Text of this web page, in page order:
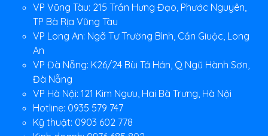
VP Vũng Tàu: 215 Trần Hưng Đạo, Phước Nguyên,
TP Bà Rịa Vũng Tàu
VP Long An: Ngã Tư Trường Bình, Cần Giuộc, Long
An
VP Đà Nẵng: K26/24 Bùi Tá Hán, Q Ngũ Hành Sơn,
Đà Nẵng
VP Hà Nội: 121 Kim Ngưu, Hai Bà Trưng, Hà Nội
Hotline: 0935 579 747
Kỹ thuật: 0903 602 778